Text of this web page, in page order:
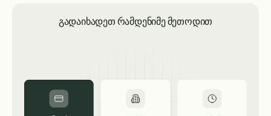
გადაიხადეთ რამდენიმე მეთოდით